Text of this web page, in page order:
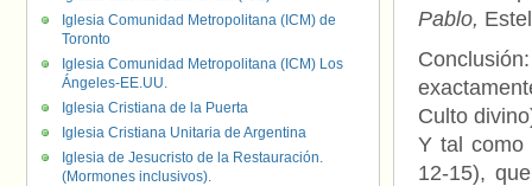
Pablo,
Conclusión:
Culto
Y tal como
12-15),
Iglesia Comunidad Metropolitana (ICM) de
Toronto
Iglesia Comunidad Metropolitana (ICM) Los
Ángeles-EE.UU.
Iglesia Cristiana de la Puerta
Iglesia Cristiana Unitaria de Argentina
Iglesia de Jesucristo de la Restauración.
(Mormones inclusivos).